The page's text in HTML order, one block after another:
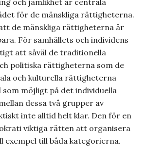
och jämlikhet är centrala
för de mänskliga rättigheterna.
de mänskliga rättigheterna är
För samhällets och individens
att såväl de traditionella
politiska rättigheterna som de
och kulturella rättigheterna
som möjligt på det individuella
dessa två grupper av
inte alltid helt klar. Den för en
viktiga rätten att organisera
exempel till båda kategorierna.